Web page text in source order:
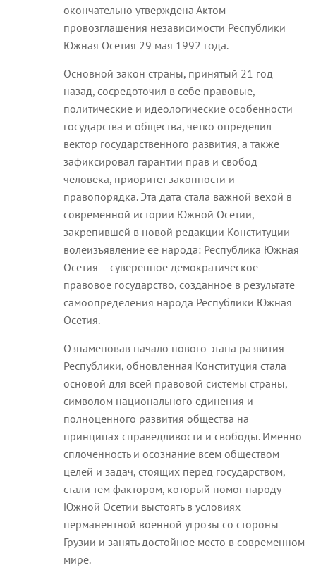
окончательно утверждена Актом
провозглашения независимости Республики
Южная Осетия 29 мая 1992 года.
Основной закон страны, принятый 21 год
назад, сосредоточил в себе правовые,
политические и идеологические особенности
государства и общества, четко определил
вектор государственного развития, а также
зафиксировал гарантии прав и свобод
человека, приоритет законности и
правопорядка. Эта дата стала важной вехой в
современной истории Южной Осетии,
закрепившей в новой редакции Конституции
волеизъявление ее народа: Республика Южная
Осетия – суверенное демократическое
правовое государство, созданное в результате
самоопределения народа Республики Южная
Осетия.
Ознаменовав начало нового этапа развития
Республики, обновленная Конституция стала
основой для всей правовой системы страны,
символом национального единения и
полноценного развития общества на
принципах справедливости и свободы. Именно
сплоченность и осознание всем обществом
целей и задач, стоящих перед государством,
стали тем фактором, который помог народу
Южной Осетии выстоять в условиях
перманентной военной угрозы со стороны
Грузии и занять достойное место в современном
мире.